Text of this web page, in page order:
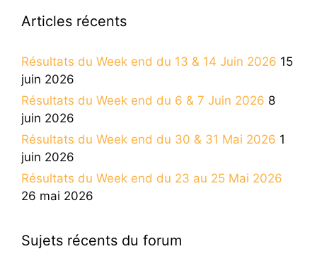
Articles récents
Résultats du Week end du 13 & 14 Juin 2026 15
juin 2026
Résultats du Week end du 6 & 7 Juin 2026 8
juin 2026
Résultats du Week end du 30 & 31 Mai 2026 1
juin 2026
Résultats du Week end du 23 au 25 Mai 2026
26 mai 2026
Sujets récents du forum